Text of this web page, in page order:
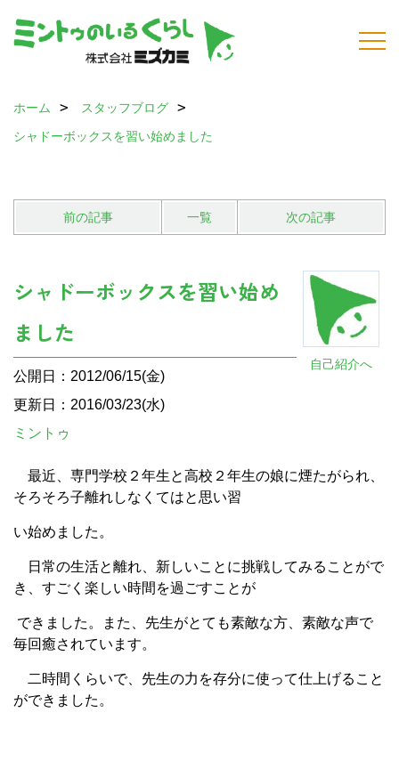
ホーム
スタッフブログ
シャドーボックスを習い始めました
前の記事 一覧 次の記事
自己紹介へ
シャドーボックスを習い始め
ました
公開日：2012/06/15(金)
更新日：2016/03/23(水)
ミントゥ
最近、専門学校２年生と高校２年生の娘に煙たがられ、
そろそろ子離れしなくてはと思い習
い始めました。
日常の生活と離れ、新しいことに挑戦してみることがで
き、すごく楽しい時間を過ごすことが
できました。また、先生がとても素敵な方、素敵な声で
毎回癒されています。
二時間くらいで、先生の力を存分に使って仕上げること
ができました。